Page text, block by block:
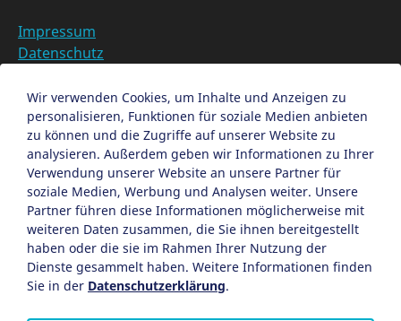
Impressum
Datenschutz
Datenschutzeinstellungen anpassen
EN
Ein Projekt der Congress- und Tourismus-Zentrale
Nürnberg
Facebook
X Instagram
Wir verwenden Cookies, um Inhalte und Anzeigen zu
personalisieren, Funktionen für soziale Medien anbieten
zu können und die Zugriffe auf unserer Website zu
analysieren. Außerdem geben wir Informationen zu Ihrer
Verwendung unserer Website an unsere Partner für
soziale Medien, Werbung und Analysen weiter. Unsere
Partner führen diese Informationen möglicherweise mit
weiteren Daten zusammen, die Sie ihnen bereitgestellt
haben oder die sie im Rahmen Ihrer Nutzung der
Dienste gesammelt haben. Weitere Informationen finden
Sie in der Datenschutzerklärung.